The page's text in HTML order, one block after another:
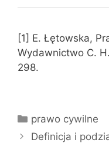
[1] E. Łętowska,
Wydawnictwo C.
298.
Kategorie
prawo cywilne
Definicja i